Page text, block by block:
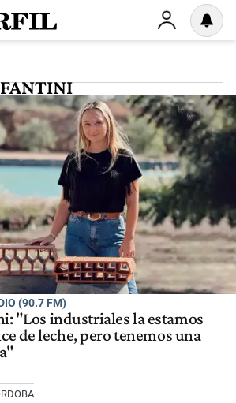
(90.7 FM)
"Los industriales la estamos
de leche, pero tenemos una